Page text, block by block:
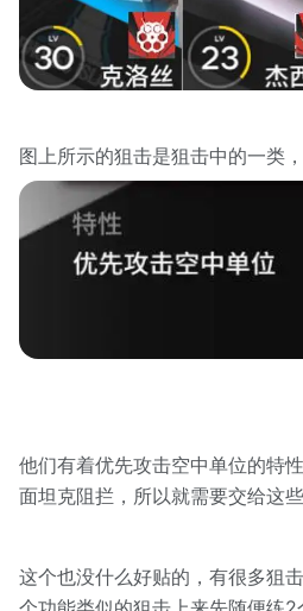
图上所示的狙击是狙击中的一类
他们有着优先攻击空中单位的特
面坦克阻拦，所以就需要交给这些
这个也没什么好贴的，有很多狙